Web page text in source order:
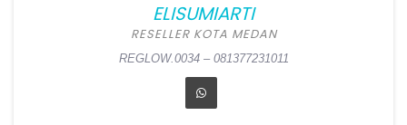
REGLOW.0035 – 081914980270
ELISUMIARTI
RESELLER KOTA MEDAN
REGLOW.0034 – 081377231011